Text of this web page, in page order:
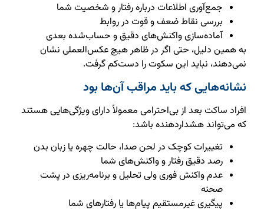
جمع‌آوری اطلاعات درباره رفتار و شخصیت شما
بررسی نقاط ضعف و قوت در روابط
آماده‌سازی واکنش‌های دقیق و حساب‌شده بعدی
به همین دلیل، حتی اگر در ظاهر هیچ عکس‌العملی نشان
نمی‌دهند، نباید این سکوت را دست‌کم گرفت.
نشانه‌هایی که باید مراقب آن‌ها بود
افراد ساکت بعد از بی‌احترامی معمولاً دارای ویژگی‌هایی هستند
که می‌تواند هشداردهنده باشد:
تغییرات کوچک در لحن صدا، حالت چهره یا زبان بدن
رصد دقیق رفتار و واکنش‌های شما
عدم واکنش فوری ولی تحلیل و برنامه‌ریزی در پشت
صحنه
پیگیری غیرمستقیم پیام‌ها یا رفتارهای شما